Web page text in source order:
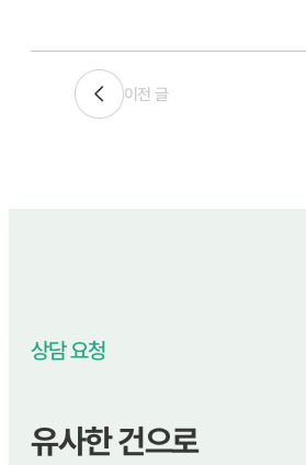
이전 글
상담 요청
유사한 건으로